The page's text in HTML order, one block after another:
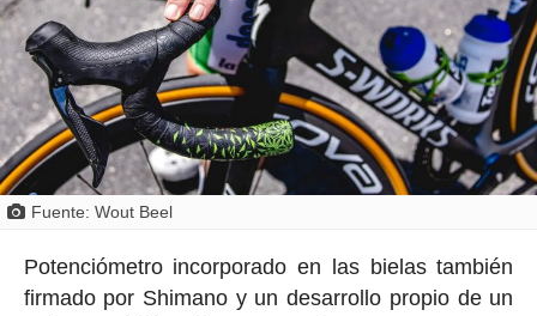
Fuente: Wout Beel
Potenciómetro incorporado en las bielas también
firmado por Shimano y un desarrollo propio de un